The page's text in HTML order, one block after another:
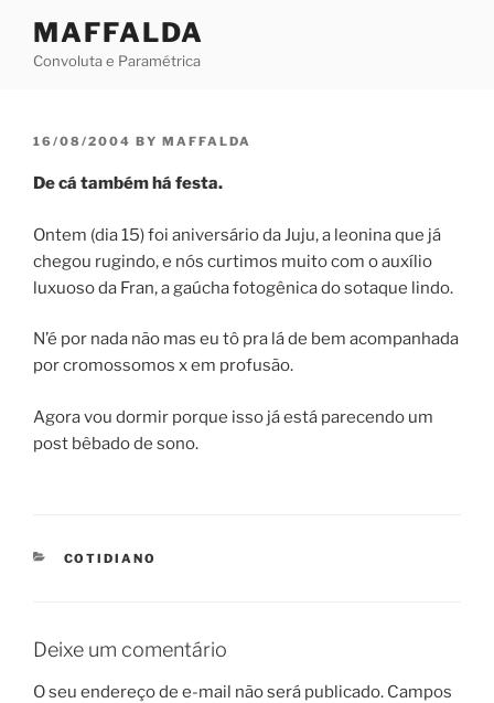
content
MAFFALDA
Convoluta e Paramétrica
POSTED
16/08/2004 BY MAFFALDA
De cá também há festa.
Ontem (dia 15) foi aniversário da Juju, a leonina que já
chegou rugindo, e nós curtimos muito com o auxílio
luxuoso da Fran, a gaúcha fotogênica do sotaque lindo.
N’é por nada não mas eu tô pra lá de bem acompanhada
por cromossomos x em profusão.
Agora vou dormir porque isso já está parecendo um
post bêbado de sono.
CATEGORIES
COTIDIANO
Deixe um comentário
O seu endereço de e-mail não será publicado. Campos